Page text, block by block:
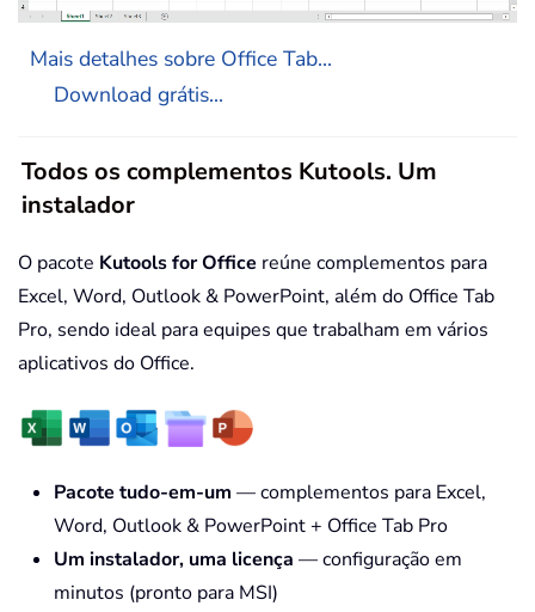
Mais detalhes sobre Office Tab...
Download grátis...
Todos os complementos Kutools. Um
instalador
O pacote Kutools for Office reúne complementos para
Excel, Word, Outlook & PowerPoint, além do Office Tab
Pro, sendo ideal para equipes que trabalham em vários
aplicativos do Office.
Pacote tudo-em-um — complementos para Excel,
Word, Outlook & PowerPoint + Office Tab Pro
Um instalador, uma licença — configuração em
minutos (pronto para MSI)